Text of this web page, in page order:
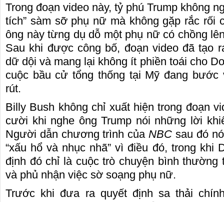
Trong đoạn video này, tỷ phú Trump không
tích” sàm sỡ phụ nữ mà không gặp rắc rối
ông này từng dụ dỗ một phụ nữ có chồng
Sau khi được công bố, đoạn video đã tạo
dữ dội và mang lại không ít phiền toái cho
cuộc bầu cử tổng thống tại Mỹ đang bước
rút.
Billy Bush không chỉ xuất hiện trong đoạn
cười khi nghe ông Trump nói những lời
Người dẫn chương trình của NBC sau đó
“xấu hổ và nhục nhã” vì điều đó, trong khi
định đó chỉ là cuộc trò chuyện bình thường
và phủ nhận việc sờ soạng phụ nữ.
Trước khi đưa ra quyết định sa thải